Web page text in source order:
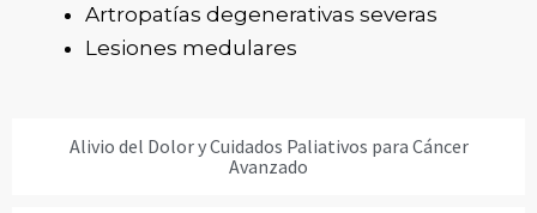
Alivio del Dolor y Cuidados Paliativos para Cáncer
Avanzado
Artropatías degenerativas severas
Lesiones medulares